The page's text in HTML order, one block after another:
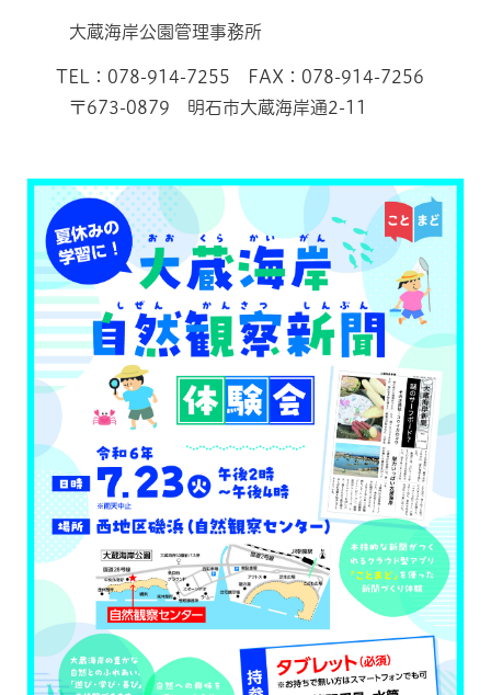
大蔵海岸公園管理事務所
TEL：078-914-7255 FAX：078-914-7256
〒673-0879 明石市大蔵海岸通2-11